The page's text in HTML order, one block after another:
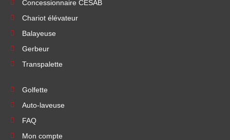
Concessionnaire CESAB
Chariot élévateur
Balayeuse
Gerbeur
Transpalette
Golfette
Auto-laveuse
FAQ
Mon compte